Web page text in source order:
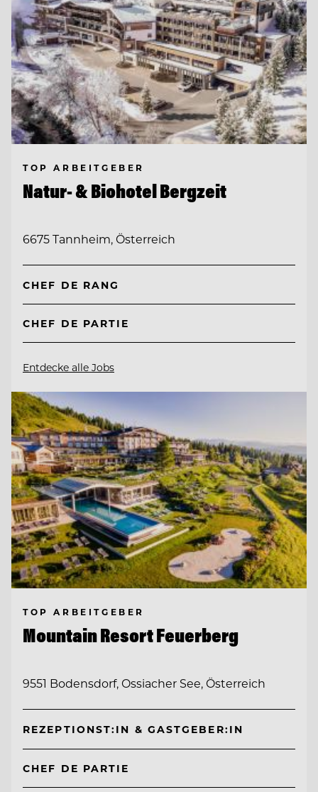
TOP ARBEITGEBER
Natur- & Biohotel Bergzeit
6675 Tannheim, Österreich
CHEF DE RANG
CHEF DE PARTIE
Entdecke alle Jobs
TOP ARBEITGEBER
Mountain Resort Feuerberg
9551 Bodensdorf, Ossiacher See, Österreich
REZEPTIONST:IN & GASTGEBER:IN
CHEF DE PARTIE